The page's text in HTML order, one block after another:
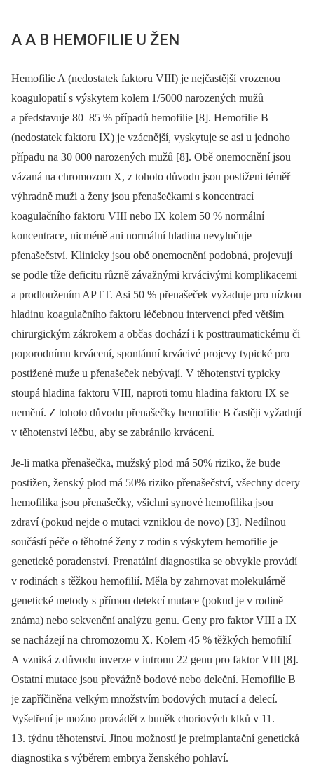
A A B HEMOFILIE U ŽEN
Hemofilie A (nedostatek faktoru VIII) je nejčastější vrozenou
koagulopatií s výskytem kolem 1/5000 narozených mužů
a představuje 80–85 % případů hemofilie [8]. Hemofilie B
(nedostatek faktoru IX) je vzácnější, vyskytuje se asi u jednoho
případu na 30 000 narozených mužů [8]. Obě onemocnění jsou
vázaná na chromozom X, z tohoto důvodu jsou postiženi téměř
výhradně muži a ženy jsou přenašečkami s koncentrací
koagulačního faktoru VIII nebo IX kolem 50 % normální
koncentrace, nicméně ani normální hladina nevylučuje
přenašečství. Klinicky jsou obě onemocnění podobná, projevují
se podle tíže deficitu různě závažnými krvácivými komplikacemi
a prodloužením APTT. Asi 50 % přenašeček vyžaduje pro nízkou
hladinu koagulačního faktoru léčebnou intervenci před větším
chirurgickým zákrokem a občas dochází i k posttraumatickému či
poporodnímu krvácení, spontánní krvácivé projevy typické pro
postižené muže u přenašeček nebývají. V těhotenství typicky
stoupá hladina faktoru VIII, naproti tomu hladina faktoru IX se
nemění. Z tohoto důvodu přenašečky hemofilie B častěji vyžadují
v těhotenství léčbu, aby se zabránilo krvácení.
Je-li matka přenašečka, mužský plod má 50% riziko, že bude
postižen, ženský plod má 50% riziko přenašečství, všechny dcery
hemofilika jsou přenašečky, všichni synové hemofilika jsou
zdraví (pokud nejde o mutaci vzniklou de novo) [3]. Nedílnou
součástí péče o těhotné ženy z rodin s výskytem hemofilie je
genetické poradenství. Prenatální diagnostika se obvykle provádí
v rodinách s těžkou hemofilií. Měla by zahrnovat molekulárně
genetické metody s přímou detekcí mutace (pokud je v rodině
známa) nebo sekvenční analýzu genu. Geny pro faktor VIII a IX
se nacházejí na chromozomu X. Kolem 45 % těžkých hemofilií
A vzniká z důvodu inverze v intronu 22 genu pro faktor VIII [8].
Ostatní mutace jsou převážně bodové nebo deleční. Hemofilie B
je zapříčiněna velkým množstvím bodových mutací a delecí.
Vyšetření je možno provádět z buněk choriových klků v 11.–
13. týdnu těhotenství. Jinou možností je preimplantační genetická
diagnostika s výběrem embrya ženského pohlaví.